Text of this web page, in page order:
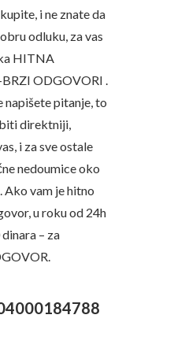
i ne znate da
odluku, za vas
HITNA
ODGOVORI .
napišete pitanje, to
direktniji,
i za sve ostale
nedoumice oko
Ako vam je hitno
u roku od 24h
– za